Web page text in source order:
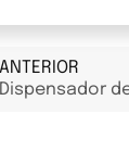
ANTERIOR
Dispensador